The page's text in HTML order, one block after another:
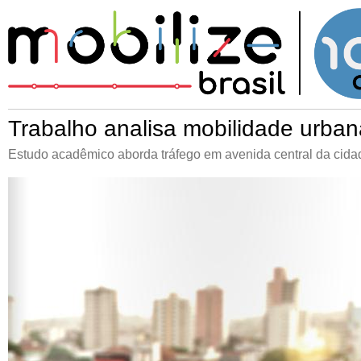
Trabalho analisa mobilidade
Estudo acadêmico aborda tráfego em avenida central da